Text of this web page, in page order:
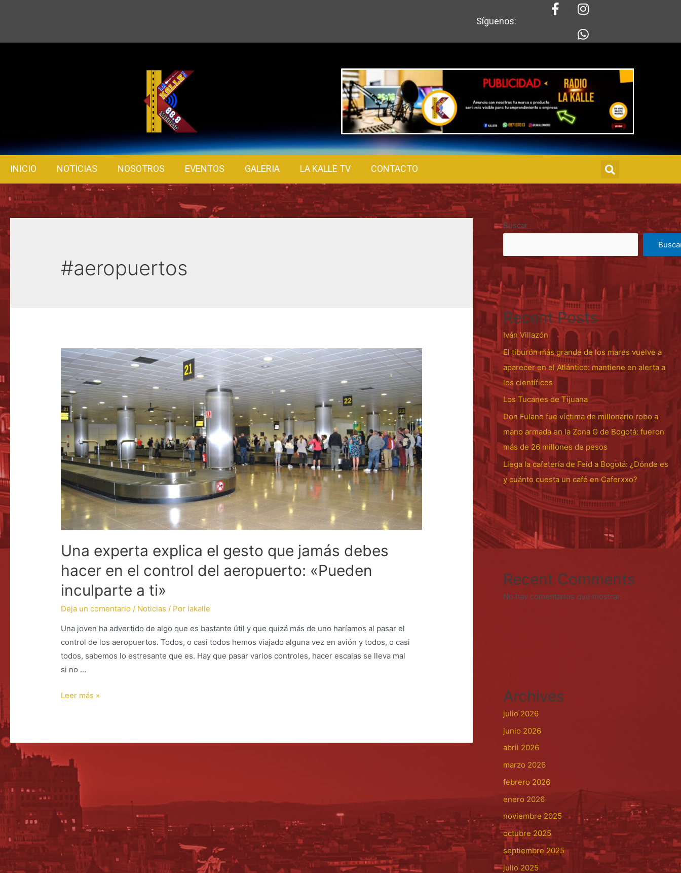
Síguenos:
INICIO NOTICIAS NOSOTROS EVENTOS GALERIA LA KALLE TV CONTACTO
#aeropuertos
Una experta explica el gesto que jamás debes
hacer en el control del aeropuerto: «Pueden
inculparte a ti»
Deja un comentario / Noticias / Por lakalle
Una joven ha advertido de algo que es bastante útil y que quizá más de uno haríamos al pasar el
control de los aeropuertos. Todos, o casi todos hemos viajado alguna vez en avión y todos, o casi
todos, sabemos lo estresante que es. Hay que pasar varios controles, hacer escalas se lleva mal
si no …
Leer más »
Buscar
Recent Posts
Iván Villazón
El tiburón más grande de los mares vuelve a
aparecer en el Atlántico: mantiene en alerta a
los científicos
Los Tucanes de Tijuana
Don Fulano fue víctima de millonario robo a
mano armada en la Zona G de Bogotá: fueron
más de 26 millones de pesos
Llega la cafetería de Feid a Bogotá: ¿Dónde es
y cuánto cuesta un café en Caferxxo?
Recent Comments
No hay comentarios que mostrar.
Archives
julio 2026
junio 2026
abril 2026
marzo 2026
febrero 2026
enero 2026
noviembre 2025
octubre 2025
septiembre 2025
julio 2025